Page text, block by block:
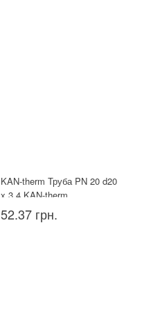
KAN-therm Труба PN 20 d20
х 3,4 KAN-therm
52.37 грн.